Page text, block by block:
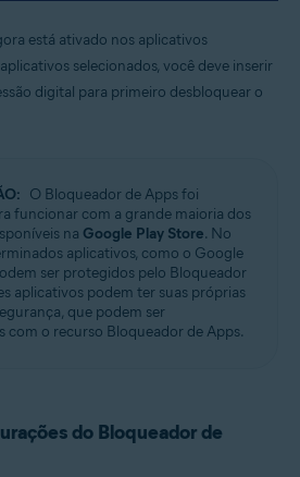
está ativado nos aplicativos
selecionados, você deve inserir
digital para primeiro desbloquear o
O Bloqueador de Apps foi
funcionar com a grande maioria dos
na Google Play Store. No
aplicativos, como o Google
ser protegidos pelo Bloqueador
aplicativos podem ter suas próprias
que podem ser
com o recurso Bloqueador de Apps.
do Bloqueador de